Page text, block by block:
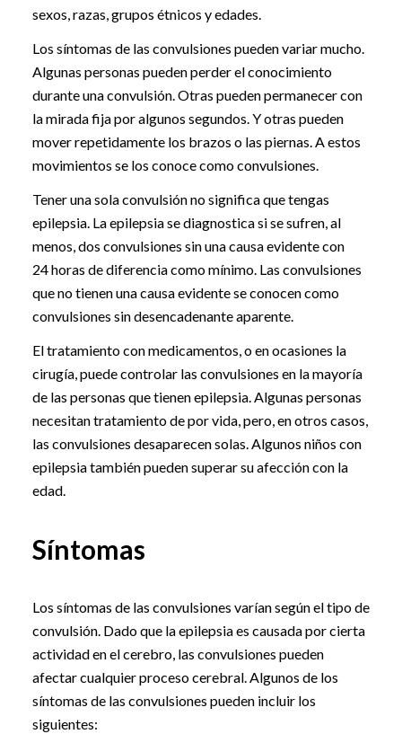
sexos, razas, grupos étnicos y edades.
Los síntomas de las convulsiones pueden variar mucho.
Algunas personas pueden perder el conocimiento
durante una convulsión. Otras pueden permanecer con
la mirada fija por algunos segundos. Y otras pueden
mover repetidamente los brazos o las piernas. A estos
movimientos se los conoce como convulsiones.
Tener una sola convulsión no significa que tengas
epilepsia. La epilepsia se diagnostica si se sufren, al
menos, dos convulsiones sin una causa evidente con
24 horas de diferencia como mínimo. Las convulsiones
que no tienen una causa evidente se conocen como
convulsiones sin desencadenante aparente.
El tratamiento con medicamentos, o en ocasiones la
cirugía, puede controlar las convulsiones en la mayoría
de las personas que tienen epilepsia. Algunas personas
necesitan tratamiento de por vida, pero, en otros casos,
las convulsiones desaparecen solas. Algunos niños con
epilepsia también pueden superar su afección con la
edad.
Síntomas
Los síntomas de las convulsiones varían según el tipo de
convulsión. Dado que la epilepsia es causada por cierta
actividad en el cerebro, las convulsiones pueden
afectar cualquier proceso cerebral. Algunos de los
síntomas de las convulsiones pueden incluir los
siguientes: